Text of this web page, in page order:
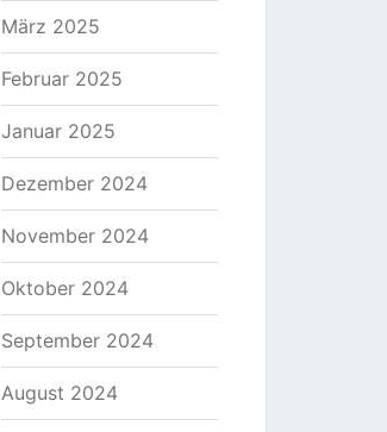
März 2025
Februar 2025
Januar 2025
Dezember 2024
November 2024
Oktober 2024
September 2024
August 2024